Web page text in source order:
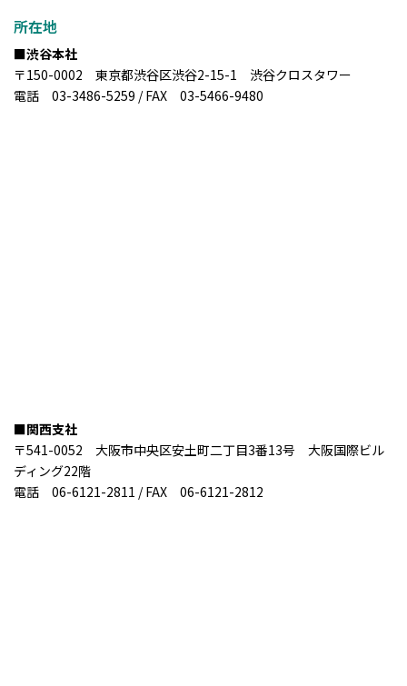
所在地
■渋谷本社
〒150-0002 東京都渋谷区渋谷2-15-1 渋谷クロスタワー
電話 03-3486-5259 / FAX 03-5466-9480
■関西支社
〒541-0052 大阪市中央区安土町二丁目3番13号 大阪国際ビル
ディング22階
電話 06-6121-2811 / FAX 06-6121-2812